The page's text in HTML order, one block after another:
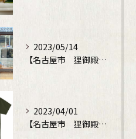
2023/05/14
【名古屋市 狸御殿】鉄板焼でディナータイム
2023/04/01
【名古屋市 狸御殿】鉄板焼でディナータイム